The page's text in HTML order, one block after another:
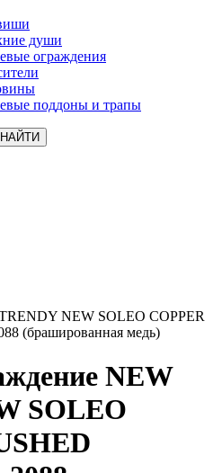
души
ограждения
поддоны и трапы
NEW SOLEO COPPER
(брашированная медь)
NEW
SOLEO